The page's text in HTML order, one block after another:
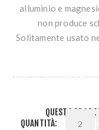
alluminio e
non produce
Solitamente usato
QUESTO
QUANTITÀ: